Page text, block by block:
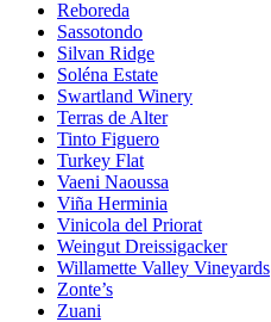
Reboreda
Sassotondo
Silvan Ridge
Soléna Estate
Swartland Winery
Terras de Alter
Tinto Figuero
Turkey Flat
Vaeni Naoussa
Viña Herminia
Vinicola del Priorat
Weingut Dreissigacker
Willamette Valley Vineyards
Zonte’s
Zuani